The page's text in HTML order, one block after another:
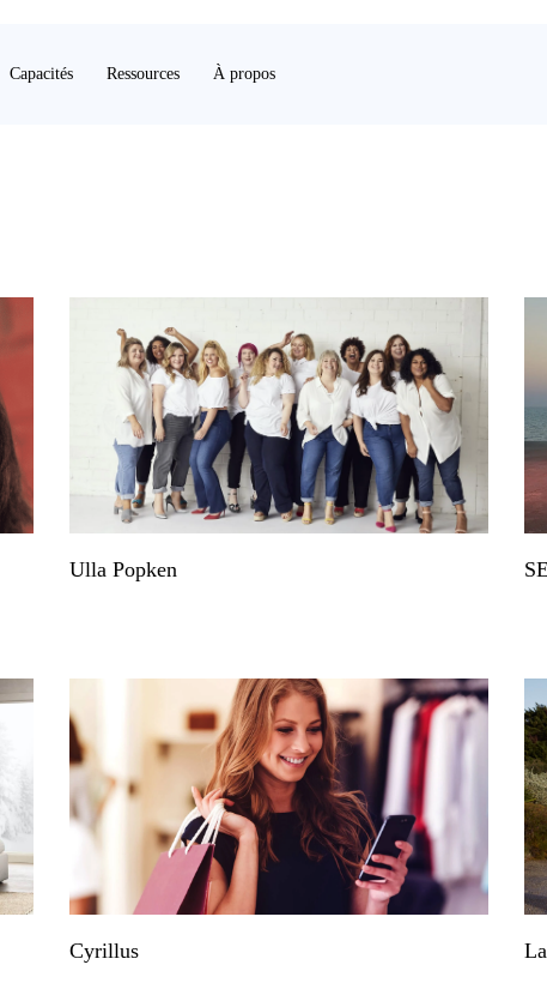
Capacités Ressources À propos
Ulla Popken
Cyrillus